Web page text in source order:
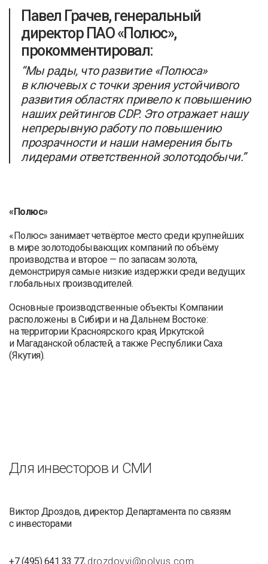
Павел Грачев, генеральный
директор ПАО «Полюс»,
прокомментировал:
“Мы рады, что развитие «Полюса»
в ключевых с точки зрения устойчивого
развития областях привело к повышению
наших рейтингов CDP. Это отражает нашу
непрерывную работу по повышению
прозрачности и наши намерения быть
лидерами ответственной золотодобычи.”
«Полюс»
«Полюс» занимает четвёртое место среди крупнейших
в мире золотодобывающих компаний по объёму
производства и второе — по запасам золота,
демонстрируя самые низкие издержки среди ведущих
глобальных производителей.
Основные производственные объекты Компании
расположены в Сибири и на Дальнем Востоке:
на территории Красноярского края, Иркутской
и Магаданской областей, а также Республики Саха
(Якутия).
Для инвесторов и СМИ
Виктор Дроздов, директор Департамента по связям
с инвесторами
+7 (495) 641 33 77, drozdovvi@polyus.com